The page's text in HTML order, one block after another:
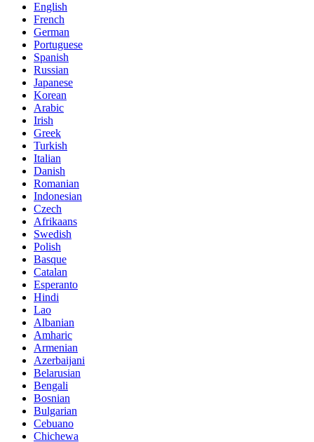
English
French
German
Portuguese
Spanish
Russian
Japanese
Korean
Arabic
Irish
Greek
Turkish
Italian
Danish
Romanian
Indonesian
Czech
Afrikaans
Swedish
Polish
Basque
Catalan
Esperanto
Hindi
Lao
Albanian
Amharic
Armenian
Azerbaijani
Belarusian
Bengali
Bosnian
Bulgarian
Cebuano
Chichewa